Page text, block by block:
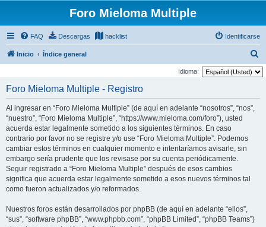
Foro Mieloma Multiple
FAQ Descargas hacklist Identificarse
Inicio Índice general
u
Idioma:
Foro Mieloma Multiple - Registro
Al ingresar en “Foro Mieloma Multiple” (de aquí en adelante “nosotros”, “nos”,
“nuestro”, “Foro Mieloma Multiple”, “https://www.mieloma.com/foro”), usted
acuerda estar legalmente sometido a los siguientes términos. En caso
contrario por favor no se registre y/o use “Foro Mieloma Multiple”. Podemos
cambiar estos términos en cualquier momento e intentaríamos avisarle, sin
embargo sería prudente que los revisase por su cuenta periódicamente.
Seguir registrado a “Foro Mieloma Multiple” después de esos cambios
significa que acuerda estar legalmente sometido a esos nuevos términos tal
como fueron actualizados y/o reformados.
Nuestros foros están desarrollados por phpBB (de aquí en adelante “ellos”,
“sus”, “software phpBB”, “www.phpbb.com”, “phpBB Limited”, “phpBB Teams”)